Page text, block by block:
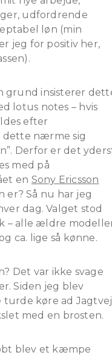
udfordrende
løn (min
jeg for positiv her,
grund insisterer
lotus notes – hvis
efter
dette nærme sig
Derfor er det
med på
en Sony Ericsson
er? Så nu har jeg
dag. Valget stod
– alle ældre
ca. lige så kønne.
Det var ikke svage
Siden jeg blev
køre ad
med en brosten.
blev et kæmpe